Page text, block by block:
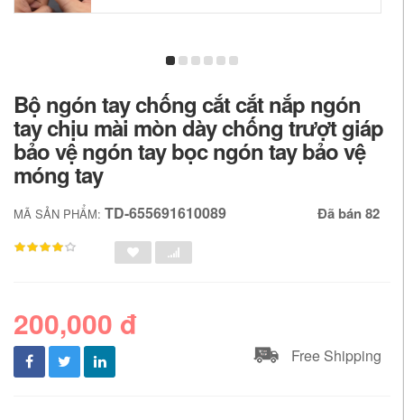
Bộ ngón tay chống cắt cắt nắp ngón
tay chịu mài mòn dày chống trượt giáp
bảo vệ ngón tay bọc ngón tay bảo vệ
móng tay
MÃ SẢN PHẨM: TD-655691610089 Đã bán 82
200,000 đ
Free Shipping